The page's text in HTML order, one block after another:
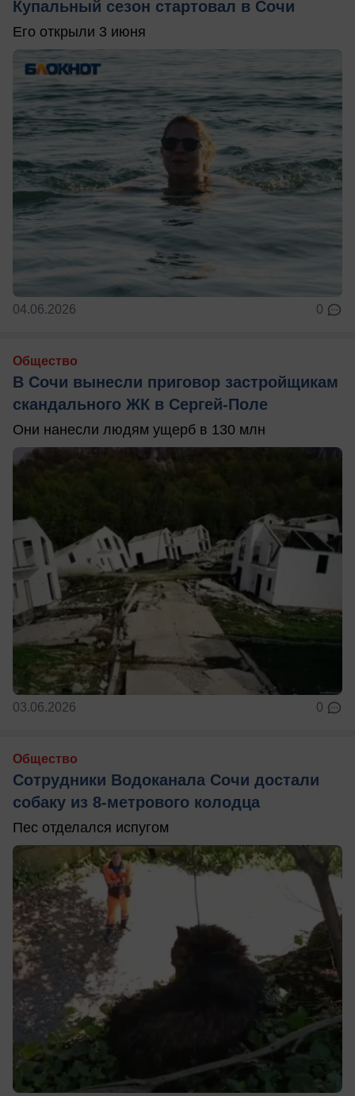
Купальный сезон стартовал в Сочи
Его открыли 3 июня
04.06.2026 0
Общество
В Сочи вынесли приговор застройщикам
скандального ЖК в Сергей-Поле
Они нанесли людям ущерб в 130 млн
03.06.2026 0
Общество
Сотрудники Водоканала Сочи достали
собаку из 8-метрового колодца
Пес отделался испугом